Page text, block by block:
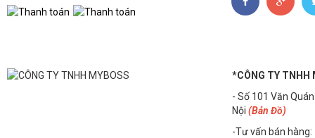
Bộ nhớ đệm
*CÔNG TY TNHH
- Số 101 Văn
Nội (Bản Đồ)
-Tư vấn bán hàng: